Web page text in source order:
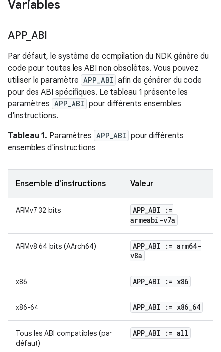
Variables
APP_ ABI
Par défaut, le système de compilation du NDK génère du
code pour toutes les ABI non obsolètes. Vous pouvez
utiliser le paramètre APP_ABI afin de générer du code
pour des ABI spécifiques. Le tableau 1 présente les
paramètres APP_ABI pour différents ensembles
d'instructions.
Tableau 1. Paramètres APP_ABI pour différents
ensembles d'instructions
Ensemble d'instructions Valeur
ARMv7 32 bits APP_ABI :=
armeabi-v7a
ARMv8 64 bits (AArch64) APP_ABI := arm64-
v8a
x86 APP_ABI := x86
x86-64 APP_ABI := x86_64
Tous les ABI compatibles (par
défaut)
APP_ABI := all